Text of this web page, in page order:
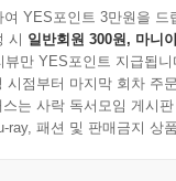
YES포인트 3만원을 드
시 일반회원 300원, 마니
만 YES포인트 지급됩니
시점부터 마지막 회차 주
는 사락 독서모임 게시
ray, 패션 및 판매금지 상